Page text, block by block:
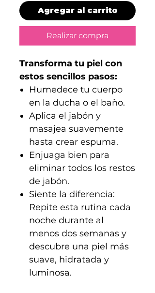
Agregar al carrito
Realizar compra
Transforma tu piel con
estos sencillos pasos:
Humedece tu cuerpo
en la ducha o el baño.
Aplica el jabón y
masajea suavemente
hasta crear espuma.
Enjuaga bien para
eliminar todos los restos
de jabón.
Siente la diferencia:
Repite esta rutina cada
noche durante al
menos dos semanas y
descubre una piel más
suave, hidratada y
luminosa.